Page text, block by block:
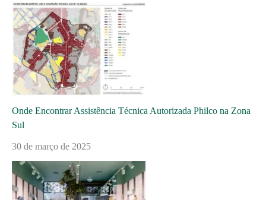
Onde Encontrar Assistência Técnica Autorizada Philco na Zona
Sul
30 de março de 2025